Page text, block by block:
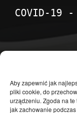
Aby zapewnić jak
pliki cookie, do
urządzeniu. Zgoda na
jak zachowanie
COVID-19 -
Temat dnia
Publicystyka